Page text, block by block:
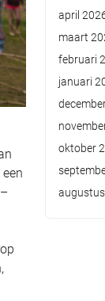
april
maart
februari
januari
oktober